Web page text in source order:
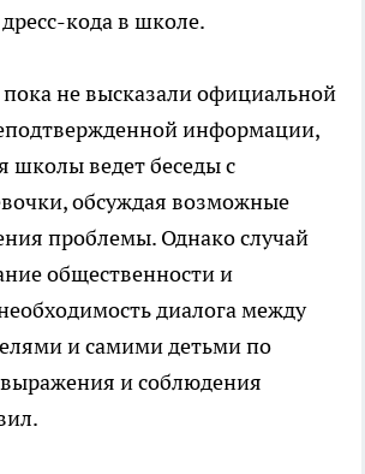
кода в школе.
не высказали официальной
информации,
школы ведет беседы с
обсуждая возможные
проблемы. Однако случай
общественности и
диалога между
и самими детьми по
и соблюдения